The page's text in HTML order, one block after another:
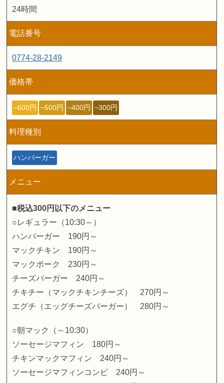
24時間
電話番号
0774-28-2149
価格帯
~600円 ~500円 ~400円 ~300円
料理種別
ハンバーガー
メニュー
■税込300円以下のメニュー
○レギュラー（10:30～）
ハンバーガー 190円～
マックチキン 190円～
マックポーク 230円～
チーズバーガー 240円～
チキチー（マックチキンチーズ） 270円～
エグチ（エッグチーズバーガー） 280円～
○朝マック（～10:30）
ソーセージマフィン 180円～
チキンマックマフィン 240円～
ソーセージマフィンコンビ 240円～